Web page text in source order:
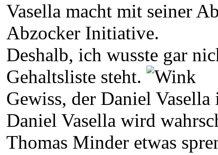
Vasella macht mit seiner
Abzocker Initiative.
Deshalb, ich wusste gar
Gehaltsliste steht.
Gewiss, der Daniel
Daniel Vasella wird
Thomas Minder etwas